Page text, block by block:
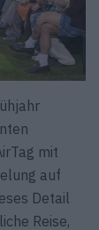
mit
auf
Detail
Reise,